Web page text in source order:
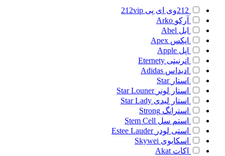
212وی ای پی
212vip
آرکو Arko
ابل Abel
اپکس Apex
اپل Apple
اترنیتی Eternety
ادیداس Adidas
استار Star
استار لونر Star Louner
استار لیدی Star Lady
استرانگ Strong
استم سل Stem Cell
استی لودر Estee Lauder
اسکایوی Skywei
اکات Akat